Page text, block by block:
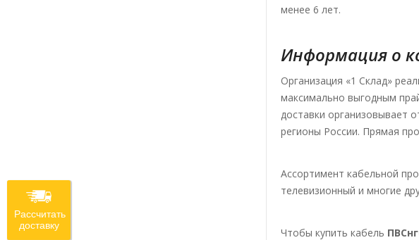
менее 6 лет.
Информация о
Организация «1 Склад»
максимально выгодным
доставки организовывает
регионы России. Прямая
Ассортимент кабельной
телевизионный и многие
Чтобы купить кабель
Рассчитать
доставку